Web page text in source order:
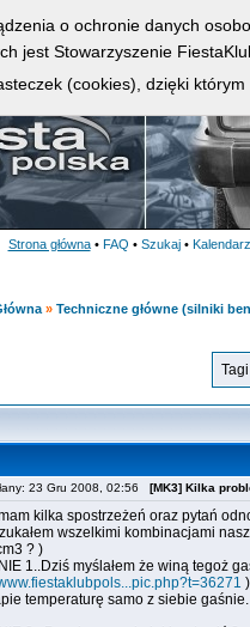
Strona główna • FAQ • Szukaj • Kalendarz
» Techniczne główne (silniki
23 Gru 2008, 02:56 [MK3] Kilka
kilka spostrzeżeń oraz pytań
wszelkimi kombinacjami
? )
1..Dziś myślałem że winą tegoż
temperaturę samo z siebie
o ochronie danych
jest Stowarzyszenie
(cookies), dzięki